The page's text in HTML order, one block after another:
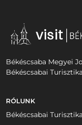
Békéscsaba Megyei
Békéscsabai
RÓLUNK
Békéscsabai